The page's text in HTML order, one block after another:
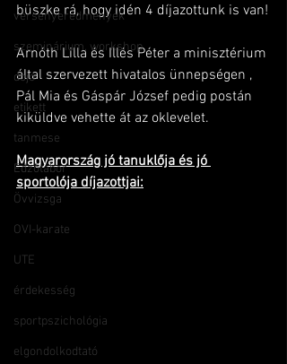
versenyeredmények
szeminárium, workshop
dojo
etikett
tanmese
Edzőtábor
Övvizsga
OVI-karate
UTE
érdekesség
sportpszichológia
elgondolkodtató
büszke rá, hogy idén 4 díjazottunk is van!
Arnóth Lilla és Illés Péter a minisztérium
által szervezett hivatalos ünnepségen ,
Pál Mia és Gáspár József pedig postán
kiküldve vehette át az oklevelet.
Magyarország jó tanuklőja és jó
sportolója díjazottjai: